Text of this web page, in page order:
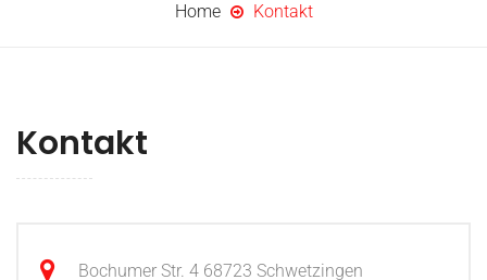
Home Kontakt
Kontakt
Bochumer Str. 4 68723 Schwetzingen